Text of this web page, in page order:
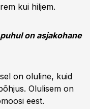
kui hiljem.
on asjakohane
on oluline, kuid
Olulisem on
eest.